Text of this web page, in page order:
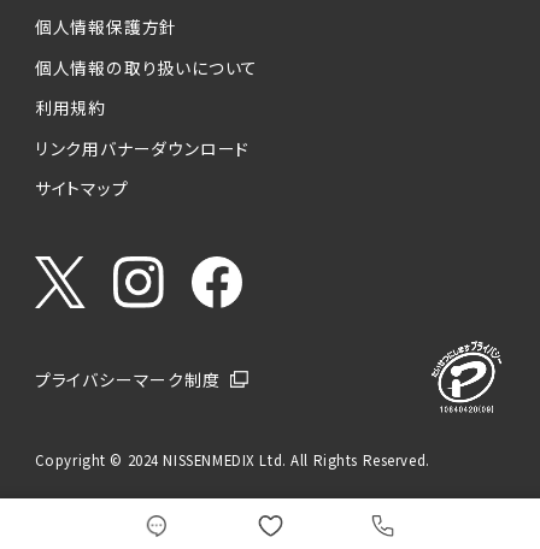
個人情報保護方針
個人情報の取り扱いについて
利用規約
リンク用バナーダウンロード
サイトマップ
プライバシーマーク制度
Copyright © 2024 NISSENMEDIX Ltd. All Rights Reserved.